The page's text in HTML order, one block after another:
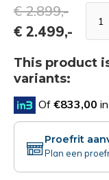
€ 2.899,-
€ 2.499,-
This product
variants:
Of €833,00
Proefrit
Plan een